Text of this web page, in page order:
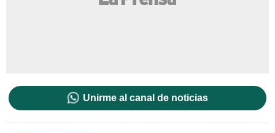
Unirme al canal de noticias